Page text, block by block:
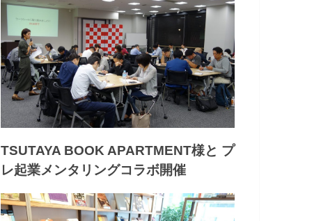
TSUTAYA BOOK APARTMENT様と プ
レ起業メンタリングコラボ開催